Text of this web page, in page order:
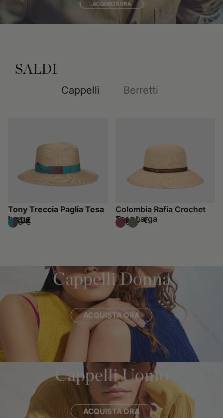
ACQUISTA ORA
1 2
SALDI
Cappelli Berretti
Tony Treccia Paglia Tesa
Larga
224 €
320 €
Colombia Rafia Crochet
Tesa Larga
164,50 €
235 €
Cappelli Donna
ACQUISTA ORA
Cappelli Uomo
ACQUISTA ORA